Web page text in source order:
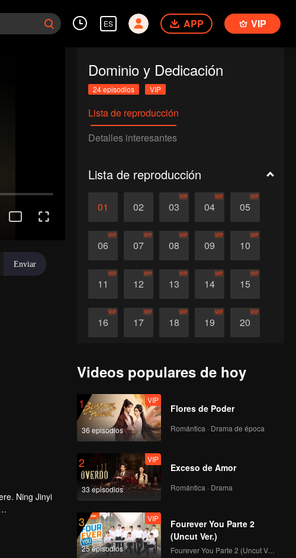
ES APP VIP
Dominio y Dedicación
24 episodios VIP
Lista de reproducción
Detalles interesantes
Lista de reproducción
01 02 03
VIP
04
VIP
05
VIP
06
VIP
07
VIP
08
VIP
09
VIP
10
VIP
11
VIP
12
VIP
13
VIP
14
VIP
15
VIP
16
VIP
17
VIP
18
VIP
19
VIP
20
VIP
Ning Jinyi
Videos populares de hoy
1
36 episodios
VIP
Flores de Poder
Romántica · Drama de época
2
33 episodios
VIP
Exceso de Amor
Romántica · Drama
3
25 episodios
VIP
Fourever You Parte 2
(Uncut Ver.)
Fourever You Parte 2 (Uncut Ver.)